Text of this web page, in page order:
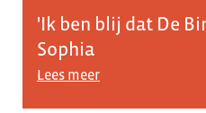
er is' -